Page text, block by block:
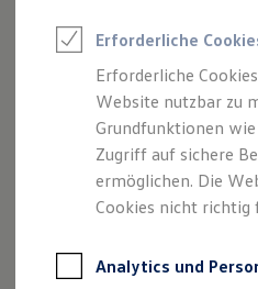
Digitaler Marktplatz
Kauf & Finanzierung
Online-
Aktionen & Angebote
E-Auto-
Für
Für
Profi Paket
TopDeal
Zertifizierte
Impressum
Datenschutzerklärung
Impressum
Am Kiesfang 1
Erforderliche
Erforderliche
Website nutzbar zu
Grundfunktionen
Zugriff auf sichere
ermöglichen. Die
Cookies nicht richtig
Analytics und